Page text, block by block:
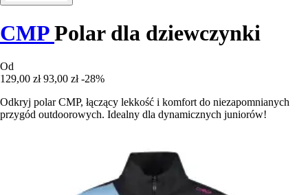
CMPPolar dla dziewczynki
Od
129,00 zł 93,00 zł -28%
Odkryj polar CMP, łączący lekkość i komfort do niezapomnianych
przygód outdoorowych. Idealny dla dynamicznych juniorów!